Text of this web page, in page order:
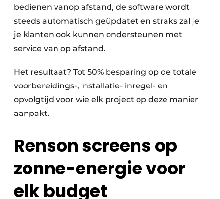
bedienen vanop afstand, de software wordt
steeds automatisch geüpdatet en straks zal je
je klanten ook kunnen ondersteunen met
service van op afstand.
Het resultaat? Tot 50% besparing op de totale
voorbereidings-, installatie- inregel- en
opvolgtijd voor wie elk project op deze manier
aanpakt.
Renson screens op
zonne-energie voor
elk budget